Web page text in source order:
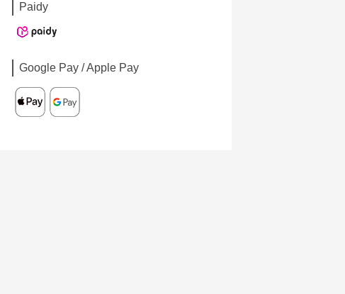
Paidy
Google Pay / Apple Pay